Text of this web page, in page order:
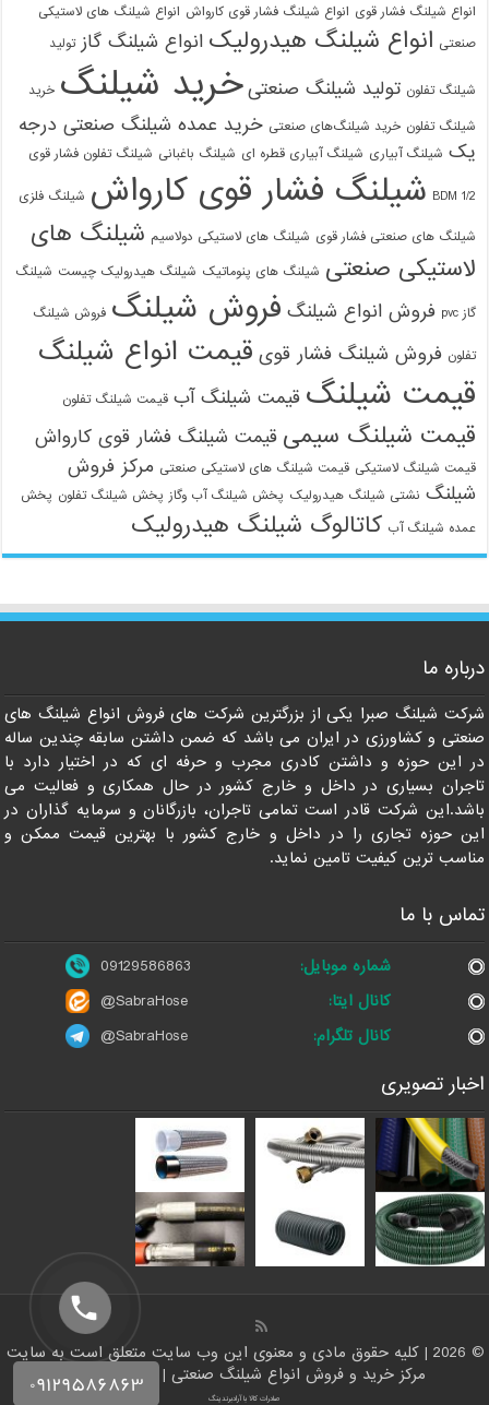
انواع شیلنگ فشار قوی انواع شیلنگ فشار قوی کارواش انواع شیلنگ های لاستیکی
صنعتی انواع شیلنگ هیدرولیک انواع شیلنگ گاز تولید
شیلنگ تفلون تولید شیلنگ صنعتی خرید شیلنگ خرید
شیلنگ تفلون خرید شیلنگ‌های صنعتی خرید عمده شیلنگ صنعتی درجه
یک شیلنگ آبیاری شیلنگ آبیاری قطره ای شیلنگ باغبانی شیلنگ تفلون فشار قوی
1/2 BDM شیلنگ فشار قوی کارواش شیلنگ فلزی
شیلنگ های صنعتی فشار قوی شیلنگ های لاستیکی دولاسیم شیلنگ های
لاستیکی صنعتی شیلنگ های پنوماتیک شیلنگ هیدرولیک چیست شیلنگ
گاز pvc فروش انواع شیلنگ فروش شیلنگ فروش شیلنگ
تفلون فروش شیلنگ فشار قوی قیمت انواع شیلنگ
قیمت شیلنگ قیمت شیلنگ آب قیمت شیلنگ تفلون
قیمت شیلنگ سیمی قیمت شیلنگ فشار قوی کارواش
قیمت شیلنگ لاستیکی قیمت شیلنگ های لاستیکی صنعتی مرکز فروش
شیلنگ نشتی شیلنگ هیدرولیک پخش شیلنگ آب وگاز پخش شیلنگ تفلون پخش
عمده شیلنگ آب کاتالوگ شیلنگ هیدرولیک
درباره ما
شرکت شیلنگ صبرا یکی از بزرگترین شرکت های فروش انواع شیلنگ های
صنعتی و کشاورزی در ایران می باشد که ضمن داشتن سابقه چندین ساله
در این حوزه و داشتن کادری مجرب و حرفه ای که در اختیار دارد با
تاجران بسیاری در داخل و خارج کشور در حال همکاری و فعالیت می
باشد.این شرکت قادر است تمامی تاجران، بازرگانان و سرمایه گذاران در
این حوزه تجاری را در داخل و خارج کشور با بهترین قیمت ممکن و
مناسب ترین کیفیت تامین نماید.
تماس با ما
شماره موبایل:
09129586863
کانال ایتا:
@SabraHose
کانال تلگرام:
@SabraHose
اخبار تصویری
© 2026 | کلیه حقوق مادی و معنوی این وب سایت متعلق است به سایت
مرکز خرید و فروش انواع شیلنگ صنعتی | فروشگاه شلنگ
صادرات کالا با آرادبرندینگ
09129586863